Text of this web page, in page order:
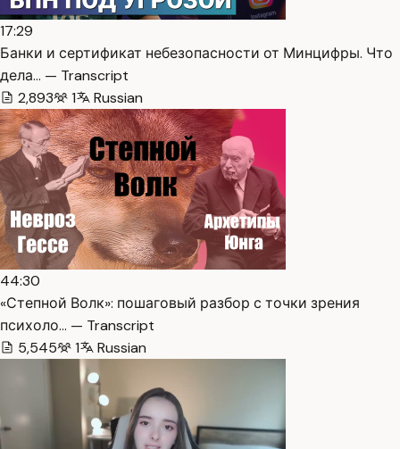
17:29
Банки и сертификат небезопасности от Минцифры. Что
дела… — Transcript
2,893
1 Russian
44:30
«Степной Волк»: пошаговый разбор с точки зрения
психоло… — Transcript
5,545
1 Russian